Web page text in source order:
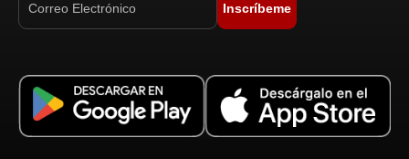
Inscríbeme